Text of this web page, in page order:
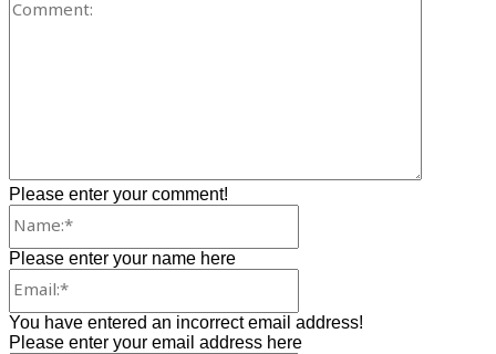
Please enter your comment!
Please enter your name here
You have entered an incorrect email address!
Please enter your email address here